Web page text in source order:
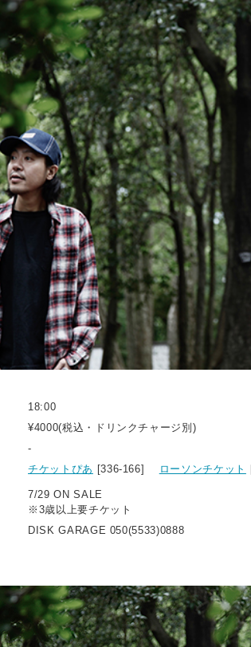
18:00
¥4000(税込・ドリンクチャージ別)
-
チケットぴあ [336-166] ローソンチケット
7/29 ON SALE
※3歳以上要チケット
DISK GARAGE 050(5533)0888